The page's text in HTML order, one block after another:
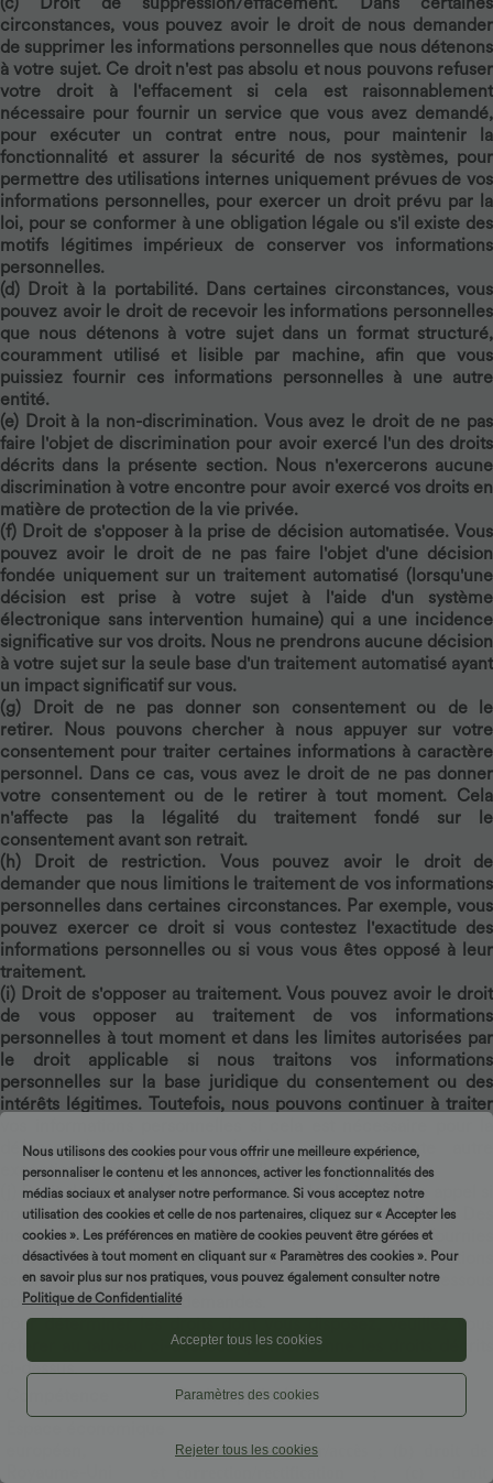
circonstances, vous pouvez avoir le droit de nous demander
de supprimer les informations personnelles que nous détenons
à votre sujet. Ce droit n'est pas absolu et nous pouvons refuser
votre droit à l'effacement si cela est raisonnablement
nécessaire pour fournir un service que vous avez demandé,
pour exécuter un contrat entre nous, pour maintenir la
fonctionnalité et assurer la sécurité de nos systèmes, pour
permettre des utilisations internes uniquement prévues de vos
informations personnelles, pour exercer un droit prévu par la
loi, pour se conformer à une obligation légale ou s'il existe des
motifs légitimes impérieux de conserver vos informations
personnelles.
(d) Droit à la portabilité. Dans certaines circonstances, vous
pouvez avoir le droit de recevoir les informations personnelles
que nous détenons à votre sujet dans un format structuré,
couramment utilisé et lisible par machine, afin que vous
puissiez fournir ces informations personnelles à une autre
entité.
(e) Droit à la non-discrimination. Vous avez le droit de ne pas
faire l'objet de discrimination pour avoir exercé l'un des droits
décrits dans la présente section. Nous n'exercerons aucune
discrimination à votre encontre pour avoir exercé vos droits en
matière de protection de la vie privée.
(f) Droit de s'opposer à la prise de décision automatisée.Vous
pouvez avoir le droit de ne pas faire l'objet d'une décision
fondée uniquement sur un traitement automatisé (lorsqu'une
décision est prise à votre sujet à l'aide d'un système
électronique sans intervention humaine) qui a une incidence
significative sur vos droits. Nous ne prendrons aucune décision
à votre sujet sur la seule base d'un traitement automatisé ayant
un impact significatif sur vous.
(g)
Droit de ne pas donner son consentement ou de le
retirer.
Nous pouvons chercher à nous appuyer sur votre
consentement pour traiter certaines informations à caractère
personnel. Dans ce cas, vous avez le droit de ne pas donner
votre consentement ou de le retirer à tout moment. Cela
n'affecte pas la légalité du traitement fondé sur le
consentement avant son retrait.
(h)
Droit de restriction. Vous pouvez avoir le droit de
demander que nous limitions le traitement de vos informations
personnelles dans certaines circonstances. Par exemple, vous
pouvez exercer ce droit si vous contestez l'exactitude des
informations personnelles ou si vous vous êtes opposé à leur
traitement.
(i) Droit de s'opposer au traitement.Vous pouvez avoir le droit
de vous opposer au traitement de vos informations
personnelles à tout moment et dans les limites autorisées par
le droit applicable si nous traitons vos informations
personnelles sur la base juridique du consentement ou des
intérêts légitimes. Toutefois, nous pouvons continuer à traiter
défense de réclamations légales, ou pour toute autre
exception autorisée par la loi applicable.
Droit de recours.Vous pouvez avoir le droit de faire appel si
nous refusons de donner suite à votre demande de droits. Des
instructions sur la manière de faire appel vous seront fournies
en cas de refus, mais en tout état de cause, ces instructions
seront substantiellement similaires à celles fournies ci-dessous
pour l'introduction des demandes.
Pour déterminer les droits dont vous disposez, veuillez vous
référer au tableau ci-dessous qui mentionne les droits décrits
ci-dessus.
Droits applicables
(a) droit de savoir/accès ; (b) droit de
Nous utilisons des cookies pour vous offrir une meilleure expérience,
personnaliser le contenu et les annonces, activer les fonctionnalités des
médias sociaux et analyser notre performance. Si vous acceptez notre
utilisation des cookies et celle de nos partenaires, cliquez sur « Accepter les
cookies ». Les préférences en matière de cookies peuvent être gérées et
désactivées à tout moment en cliquant sur « Paramètres des cookies ». Pour
en savoir plus sur nos pratiques, vous pouvez également consulter notre
Politique de Confidentialité
Accepter tous les cookies
Paramètres des cookies
Rejeter tous les cookies